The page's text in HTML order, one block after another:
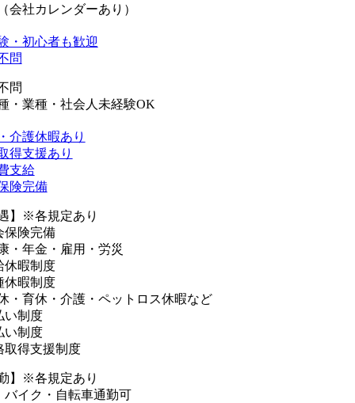
会社カレンダーあり）
・初心者も歓迎
問
問
・業種・社会人未経験OK
介護休暇あり
得支援あり
支給
険完備
】※各規定あり
保険完備
・年金・雇用・労災
休暇制度
休暇制度
・育休・介護・ペットロス休暇など
い制度
い制度
取得支援制度
】※各規定あり
バイク・自転車通勤可